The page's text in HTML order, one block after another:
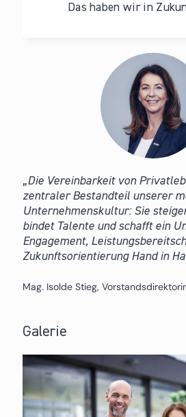
Das haben wir in
Die Vereinbarkeit von
zentraler Bestandteil unserer
Unternehmenskultur: Sie
bindet Talente und schafft ein
Engagement,
Zukunftsorientierung Hand in
Mag. Isolde Stieg,
Galerie